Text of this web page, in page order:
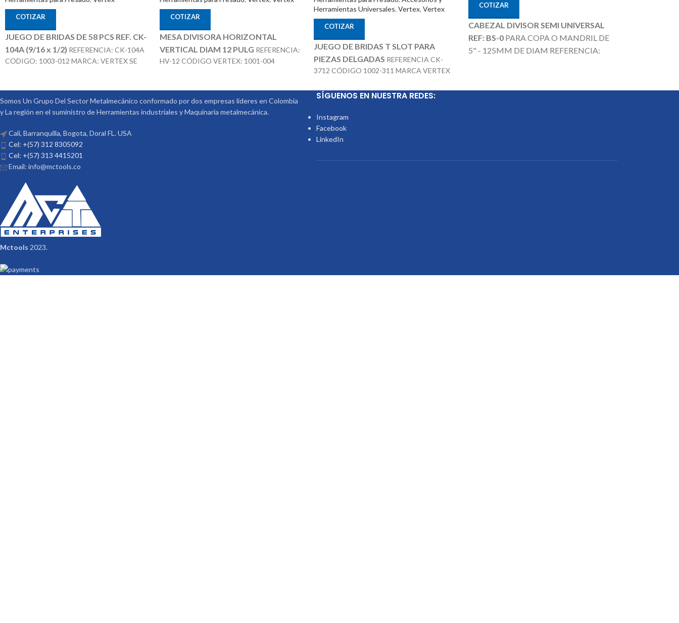
COTIZAR
JUEGO DE BRIDAS DE 58 PCS REF. CK-
104A (9/16 x 1/2) REFERENCIA: CK-104A
CODIGO: 1003-012 MARCA: VERTEX SE
COTIZAR
MESA DIVISORA HORIZONTAL
VERTICAL DIAM 12 PULG REFERENCIA:
HV-12 CÓDIGO VERTEX: 1001-004
3 PLATOS DIVISORES REF: DP-3
Herramientas Universales, Vertex, Vertex
COTIZAR
JUEGO DE BRIDAS T SLOT PARA
PIEZAS DELGADAS REFERENCIA CK-
3712 CÓDIGO 1002-311 MARCA VERTEX
SUJETAR PIEZAS PEQUEí‘AS O MEDIANAS
RÁPIDA TALADRO- FRESADORA -
EROSIONADORA
COTIZAR
CABEZAL DIVISOR SEMI UNIVERSAL
REF: BS-0 PARA COPA O MANDRIL DE
5" - 125MM DE DIAM REFERENCIA:
Somos Un Grupo Del Sector Metalmecánico conformado por dos empresas lideres en Colombia
y La región en el suministro de Herramientas industriales y Maquinaria metalmecánica.
Cali, Barranquilla, Bogota, Doral FL. USA
Cel: +(57) 312 8305092
Cel: +(57) 313 4415201
Email: info@mctools.co
SÍGUENOS EN NUESTRA REDES:
Instagram
Facebook
LinkedIn
Mctools 2023.